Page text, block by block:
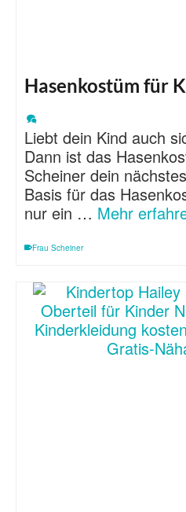
Hasenkostüm für
Liebt dein Kind auch
Dann ist das
Scheiner dein
Basis für das
nur ein … Mehr
Frau Scheiner